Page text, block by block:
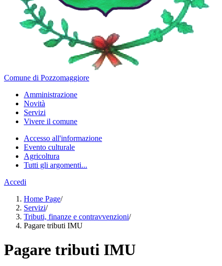
Comune di Pozzomaggiore
Amministrazione
Novità
Servizi
Vivere il comune
Accesso all'informazione
Evento culturale
Agricoltura
Tutti gli argomenti...
Accedi
Home Page/
Servizi/
Tributi, finanze e contravvenzioni/
Pagare tributi IMU
Pagare tributi IMU